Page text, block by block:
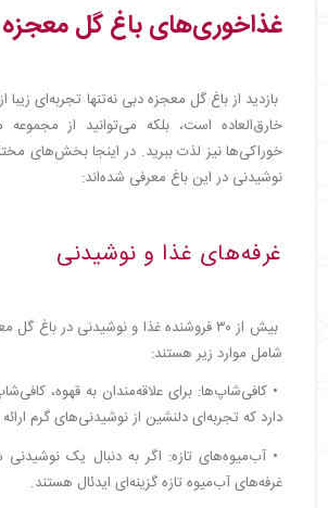
غذاخوری‌های باغ گل
بازدید از باغ گل معجزه دبی نه‌تنها تجربه‌ای
خارق‌العاده است، بلکه می‌توانید از مجموعه
خوراکی‌ها نیز لذت ببرید. در اینجا بخش‌های
نوشیدنی در این باغ معرفی شده‌اند:
غرفه‌های غذا و نوشیدنی
بیش از ۳۰ فروشنده غذا و نوشیدنی در باغ
شامل موارد زیر هستند:
• کافی‌شاپ‌ها: برای علاقه‌مندان به قهوه،
دارد که تجربه‌ای دلنشین از نوشیدنی‌های گرم
• آب‌میوه‌های تازه: اگر به دنبال یک نوشیدنی
غرفه‌های آب‌میوه تازه گزینه‌ای ایدئال هستند.